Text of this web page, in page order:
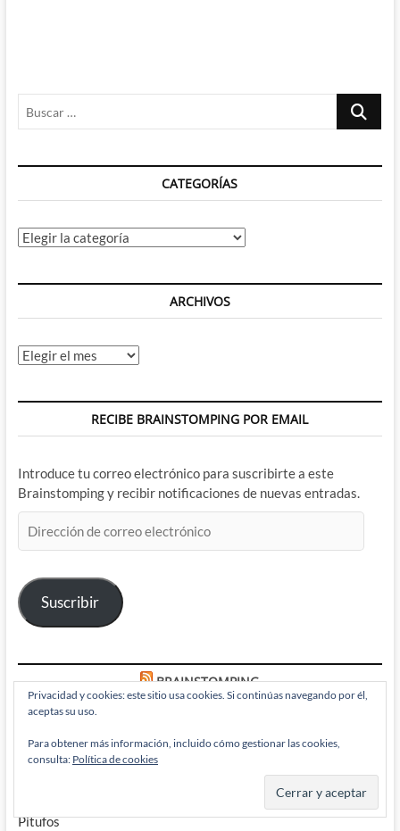
Buscar
CATEGORÍAS
Categorías
ARCHIVOS
Archivos
RECIBE BRAINSTOMPING POR EMAIL
Introduce tu correo electrónico para suscribirte a este
Brainstomping y recibir notificaciones de nuevas entradas.
de
electrónico
Suscribir
BRAINSTOMPING
Paul Chadwick vuelve a recordarnos lo que nos hace humanos
en Concrete: Stars Over Sand
Pitufo Verde y Verde Pitufo: Secretos que me encontré en Los
Pitufos
Privacidad y cookies: este sitio usa cookies. Si continúas navegando por él,
aceptas su uso.
Para obtener más información, incluido cómo gestionar las cookies,
consulta: Política de cookies